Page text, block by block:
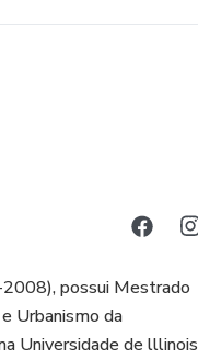
ambientes;
para pessoas
possui Mestrado
Urbanismo da
Universidade de lllinois